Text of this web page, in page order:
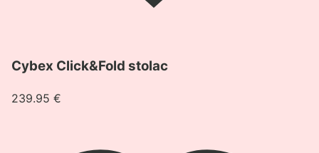
proizvod
Click&Fold
Cybex Click&Fold stolac
239.95 €